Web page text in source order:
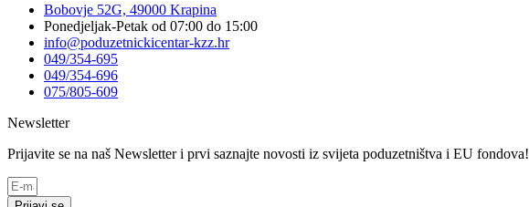
Bobovje 52G, 49000 Krapina
Ponedjeljak-Petak od 07:00 do 15:00
info@poduzetnickicentar-kzz.hr
049/354-695
049/354-696
075/805-609
Newsletter
Prijavite se na naš Newsletter i prvi saznajte novosti iz svijeta poduzetništva i EU fondova!